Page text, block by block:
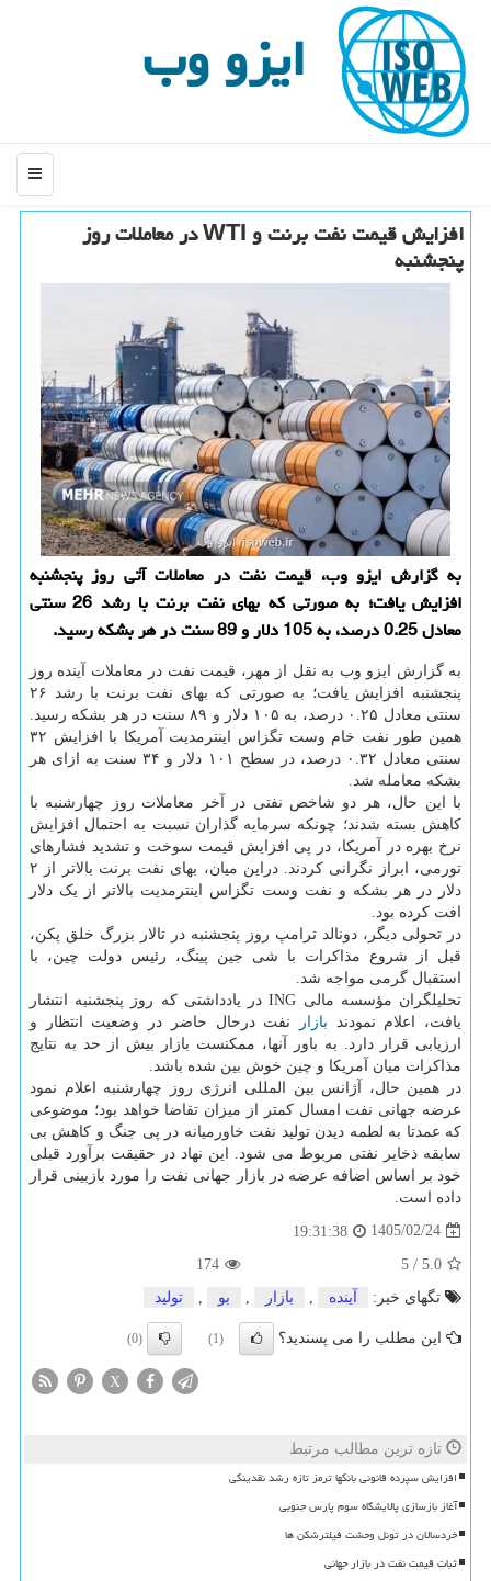
ایزو وب
منو
افزایش قیمت نفت برنت و WTI در معاملات روز
پنجشنبه
به گزارش ایزو وب، قیمت نفت در معاملات آتی روز پنجشنبه
افزایش یافت؛ به صورتی که بهای نفت برنت با رشد 26 سنتی
معادل 0.25 درصد، به 105 دلار و 89 سنت در هر بشکه رسید.
به گزارش ایزو وب به نقل از مهر، قیمت نفت در معاملات آینده روز
پنجشنبه افزایش یافت؛ به صورتی که بهای نفت برنت با رشد ۲۶
سنتی معادل ۰.۲۵ درصد، به ۱۰۵ دلار و ۸۹ سنت در هر بشکه رسید.
همین طور نفت خام وست تگزاس اینترمدیت آمریکا با افزایش ۳۲
سنتی معادل ۰.۳۲ درصد، در سطح ۱۰۱ دلار و ۳۴ سنت به ازای هر
بشکه معامله شد.
با این حال، هر دو شاخص نفتی در آخر معاملات روز چهارشنبه با
کاهش بسته شدند؛ چونکه سرمایه گذاران نسبت به احتمال افزایش
نرخ بهره در آمریکا، در پی افزایش قیمت سوخت و تشدید فشارهای
تورمی، ابراز نگرانی کردند. دراین میان، بهای نفت برنت بالاتر از ۲
دلار در هر بشکه و نفت وست تگزاس اینترمدیت بالاتر از یک دلار
افت کرده بود.
در تحولی دیگر، دونالد ترامپ روز پنجشنبه در تالار بزرگ خلق پکن،
قبل از شروع مذاکرات با شی جین پینگ، رئیس دولت چین، با
استقبال گرمی مواجه شد.
تحلیلگران مؤسسه مالی ING در یادداشتی که روز پنجشنبه انتشار
یافت، اعلام نمودند بازار
نفت درحال حاضر در وضعیت انتظار و
ارزیابی قرار دارد. به باور آنها، ممکنست بازار بیش از حد به نتایج
مذاکرات میان آمریکا و چین خوش بین شده باشد.
در همین حال، آژانس بین المللی انرژی روز چهارشنبه اعلام نمود
عرضه جهانی نفت امسال کمتر از میزان تقاضا خواهد بود؛ موضوعی
که عمدتا به لطمه دیدن تولید نفت خاورمیانه در پی جنگ و کاهش بی
سابقه ذخایر نفتی مربوط می شود. این نهاد در حقیقت برآورد قبلی
خود بر اساس اضافه عرضه در بازار جهانی نفت را مورد بازبینی قرار
داده است.
1405/02/24
19:31:38
5.0
/
5
174
تگهای خبر:
آینده , بازار , بو , تولید
این مطلب را می پسندید؟ (1)
(0)
X
تازه ترین مطالب مرتبط
افزایش سپرده قانونی بانکها ترمز تازه رشد نقدینگی
آغاز بازسازی پالایشگاه سوم پارس جنوبی
خردسالان در تونل وحشت فیلترشکن ها
ثبات قیمت نفت در بازار جهانی